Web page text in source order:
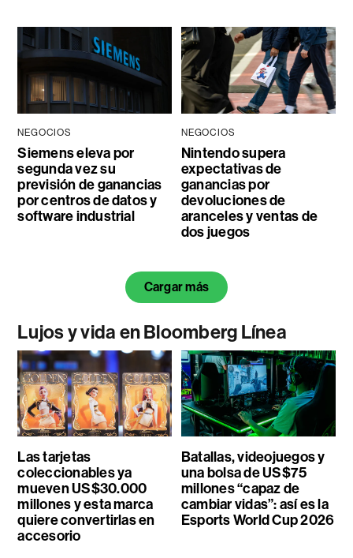
NEGOCIOS
Siemens eleva por
segunda vez su
previsión de ganancias
por centros de datos y
software industrial
NEGOCIOS
Nintendo supera
expectativas de
ganancias por
devoluciones de
aranceles y ventas de
dos juegos
Cargar más
Lujos y vida en Bloomberg Línea
Las tarjetas
coleccionables ya
mueven US$30.000
millones y esta marca
quiere convertirlas en
accesorio
Batallas, videojuegos y
una bolsa de US$75
millones “capaz de
cambiar vidas”: así es la
Esports World Cup 2026